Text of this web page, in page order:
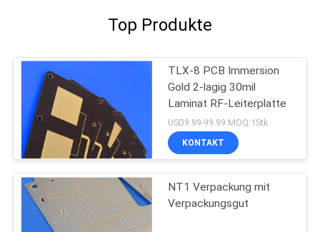
Top Produkte
TLX-8 PCB Immersion
Gold 2-lagig 30mil
Laminat RF-Leiterplatte
USD9.99-99.99 MOQ:1Stk
KONTAKT
NT1 Verpackung mit
Verpackungsgut